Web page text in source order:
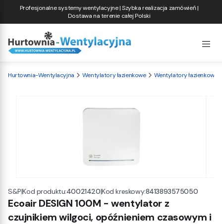
Profesjonalne systemy wentylacyjne | Szybka realizacja zamówień |
Dostawa na terenie całej Polski
Hurtownia-Wentylacyjna Wentylatory łazienkowe Wentylatory łazienkowe
S&P|Kod produktu:40021420|Kod kreskowy:8413893575050
Ecoair DESIGN 100M - wentylator z
czujnikiem wilgoci, opóźnieniem czasowym i